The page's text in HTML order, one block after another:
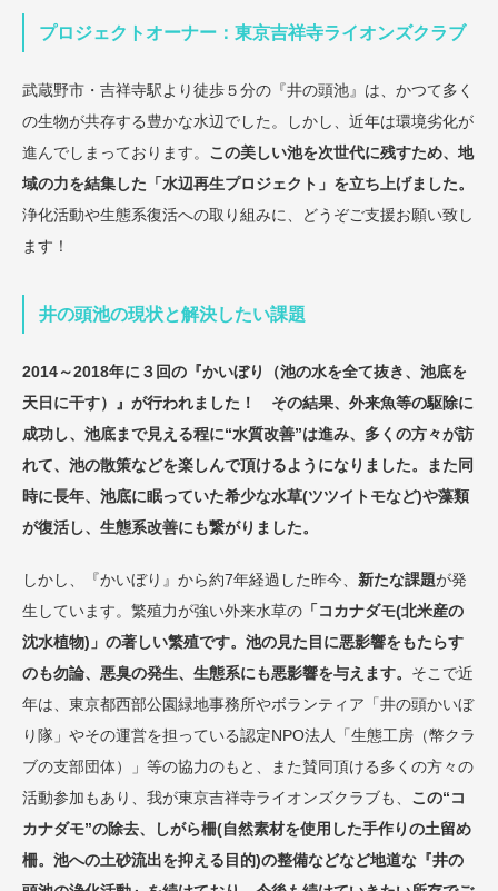
プロジェクトオーナー：東京吉祥寺ライオンズクラブ
武蔵野市・吉祥寺駅より徒歩５分の『井の頭池』は、かつて多く
の生物が共存する豊かな水辺でした。しかし、近年は環境劣化が
進んでしまっております。 この美しい池を次世代に残すため、地
域の力を結集した「水辺再生プロジェクト」を立ち上げました。
浄化活動や生態系復活への取り組みに、どうぞご支援お願い致し
ます！
井の頭池の現状と解決したい課題
2014～2018年に３回の『かいぼり（池の水を全て抜き、池底を
天日に干す）』が行われました！
その結果、外来魚等の駆除に
成功し、池底まで見える程に“水質改善”は進み、多くの方々が訪
れて、池の散策などを楽しんで頂けるようになりました。また同
時に長年、池底に眠っていた希少な水草(ツツイトモなど)や藻類
が復活し、生態系改善にも繋がりました。
しかし、『かいぼり』から約7年経過した昨今、 新たな課題が発
生しています。繁殖力が強い外来水草の 「コカナダモ(北米産の
沈水植物)」の著しい繁殖です。池の見た目に悪影響をもたらす
のも勿論、悪臭の発生、生態系にも悪影響を与えます。 そこで近
年は、東京都西部公園緑地事務所やボランティア「井の頭かいぼ
り隊」やその運営を担っている認定NPO法人「生態工房（幣クラ
ブの支部団体）」等の協力のもと、また賛同頂ける多くの方々の
活動参加もあり、我が東京吉祥寺ライオンズクラブも、 この“コ
カナダモ”の除去、しがら柵(自然素材を使用した手作りの土留め
柵。池への土砂流出を抑える目的)の整備などなど地道な『井の